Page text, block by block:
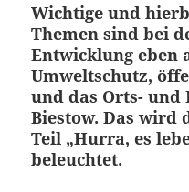
Wichtige und
Themen sind bei
Entwicklung eben
Umweltschutz,
und das Orts-
Biestow. Das wird
Teil „Hurra, es
beleuchtet.